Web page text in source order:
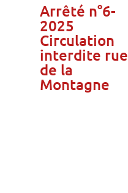
Arrêté n°6-
2025
Circulation
interdite rue
de la
Montagne